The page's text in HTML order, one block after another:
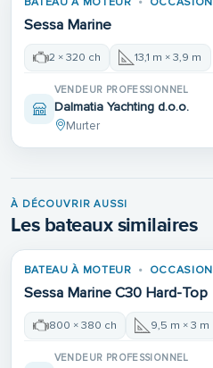
Sessa Marine
2 × 320 ch 13,1 m × 3,9 m
VENDEUR PROFESSIONNEL
Dalmatia Yachting d.o.o.
Murter
À DÉCOUVRIR AUSSI
Les bateaux similaires
BATEAU À MOTEUR OCCASION
Sessa Marine C30 Hard-Top
800 × 380 ch 9,5 m × 3 m
VENDEUR PROFESSIONNEL